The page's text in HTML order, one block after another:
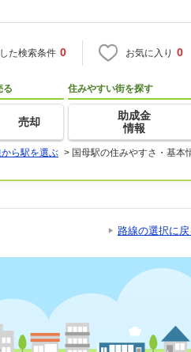
た検索条件 0 お気に入り 0
る
売却
住みやすい街を探す
助成金
情報
ら駅を選ぶ > 国母駅の住みやすさ・基本
路線の選択に戻